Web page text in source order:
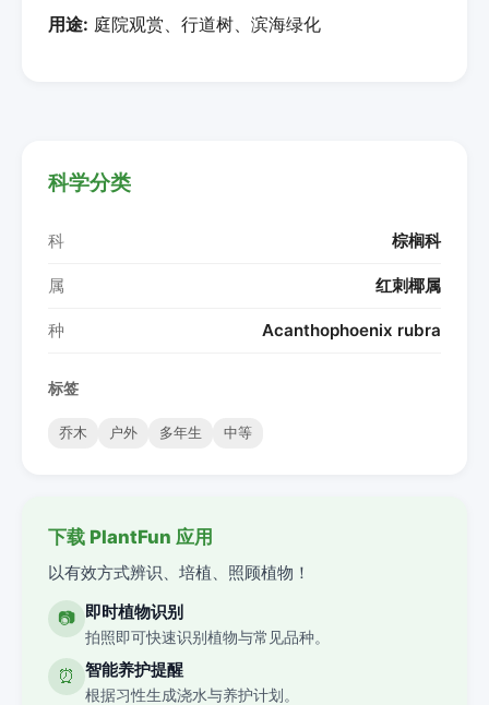
用途: 庭院观赏、行道树、滨海绿化
科学分类
科 棕榈科
属 红刺椰属
种 Acanthophoenix rubra
标签
乔木 户外 多年生 中等
下载 PlantFun 应用
以有效方式辨识、培植、照顾植物！
📷 即时植物识别
拍照即可快速识别植物与常见品种。
⏰ 智能养护提醒
根据习性生成浇水与养护计划。